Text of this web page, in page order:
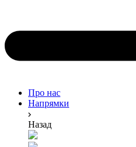
Про нас
Напрямки
Назад